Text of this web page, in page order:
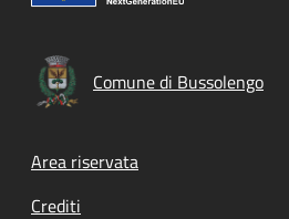
Comune di Bussolengo
Footer menu
Area riservata
Crediti